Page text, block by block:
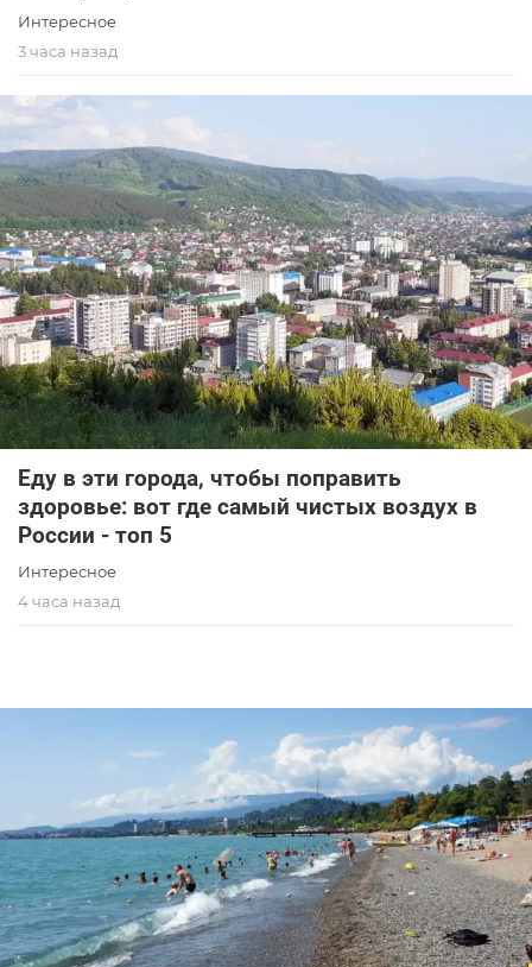
Интересное
3 часа назад
Еду в эти города, чтобы поправить
здоровье: вот где самый чистых воздух в
России - топ 5
Интересное
4 часа назад